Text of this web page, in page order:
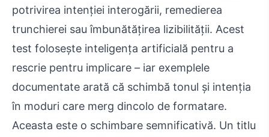
potrivirea intenției interogării, remedierea
trunchierei sau îmbunătățirea lizibilității. Acest
test folosește inteligența artificială pentru a
rescrie pentru implicare – iar exemplele
documentate arată că schimbă tonul și intenția
în moduri care merg dincolo de formatare.
Aceasta este o schimbare semnificativă. Un titlu